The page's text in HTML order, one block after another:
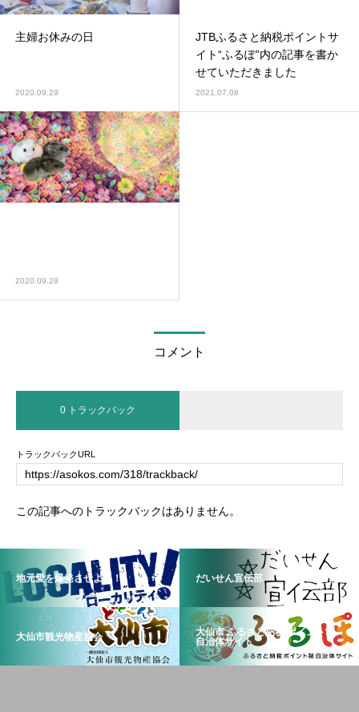
主婦お休みの日
2020.09.29
JTBふるさと納税ポイントサ
イト“ふるぽ”内の記事を書か
せていただきました
2021.07.08
2020.09.29
コメント
0 トラックバック
トラックバックURL
この記事へのトラックバックはありません。
地元愛を爆発させよう！ だいせん宣伝部
大仙市観光物産協会
大仙市 ふるさと納税 ポイント制
自治体サイト